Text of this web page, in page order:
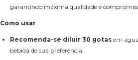
garantindo máxima qualidade e
Como usar
Recomenda-se diluir 30 gotas em
bebida de sua preferência.